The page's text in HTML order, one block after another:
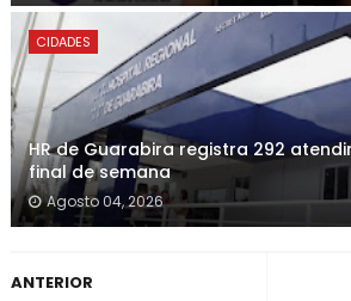
CIDADES
HR de Guarabira registra 292
final de semana
Agosto 04, 2026
ANTERIOR